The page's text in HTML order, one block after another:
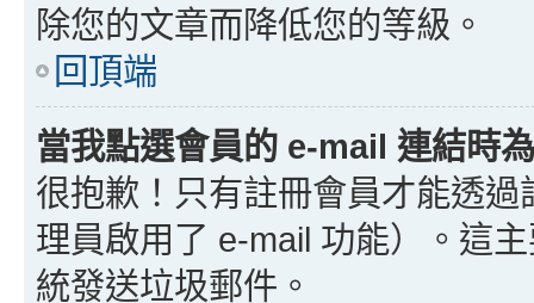
除您的文章而降低您的等級。
回頂端
當我點選會員的 e-mail 連結時
很抱歉！只有註冊會員才能透
理員啟用了 e-mail 功能）。這
統發送垃圾郵件。